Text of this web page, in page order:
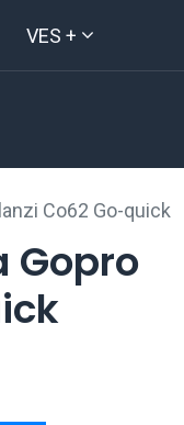
VES +
Co62 Go-quick
Gopro